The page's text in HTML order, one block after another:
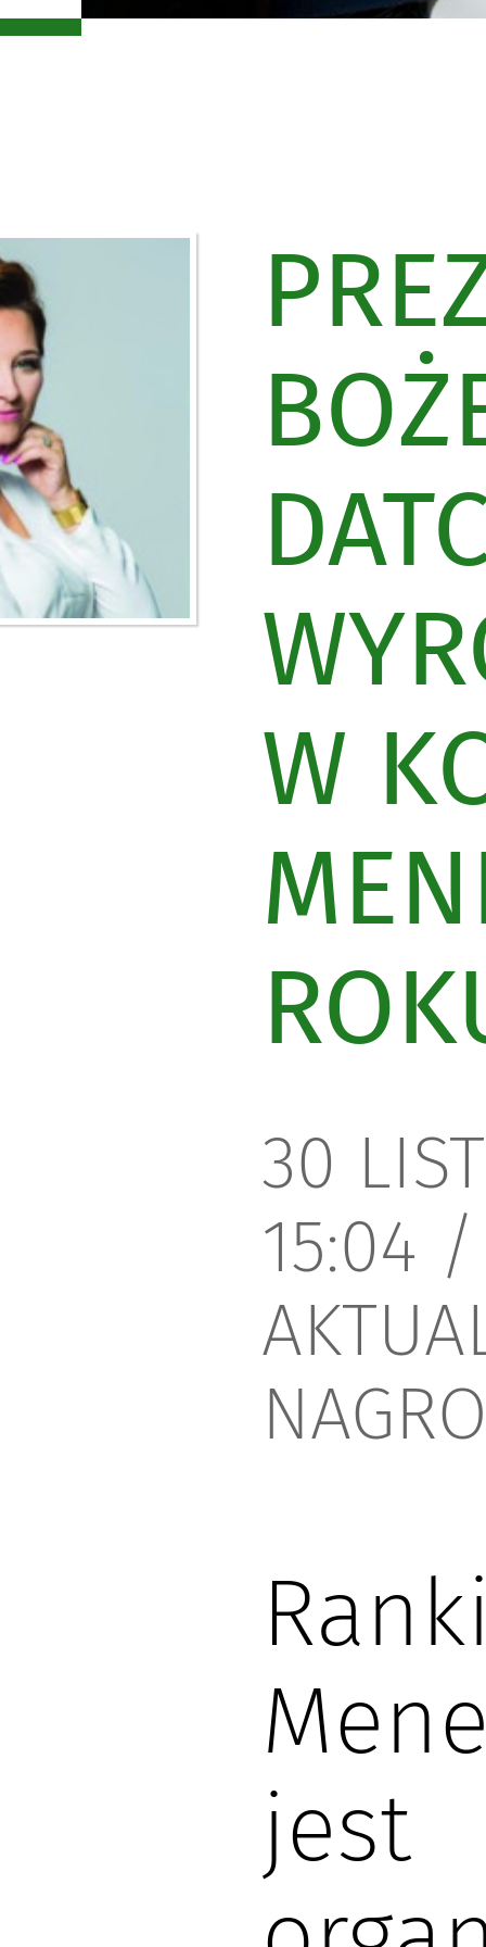
W
30
15:04 /
jest